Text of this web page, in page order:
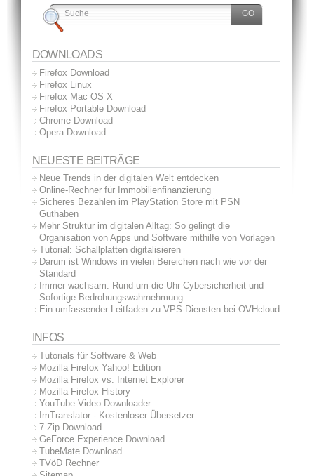
DOWNLOADS
Firefox Download
Firefox Linux
Firefox Mac OS X
Firefox Portable Download
Chrome Download
Opera Download
NEUESTE BEITRÄGE
Neue Trends in der digitalen Welt entdecken
Online-Rechner für Immobilienfinanzierung
Sicheres Bezahlen im PlayStation Store mit PSN
Guthaben
Mehr Struktur im digitalen Alltag: So gelingt die
Organisation von Apps und Software mithilfe von Vorlagen
Tutorial: Schallplatten digitalisieren
Darum ist Windows in vielen Bereichen nach wie vor der
Standard
Immer wachsam: Rund-um-die-Uhr-Cybersicherheit und
Sofortige Bedrohungswahrnehmung
Ein umfassender Leitfaden zu VPS-Diensten bei OVHcloud
INFOS
Tutorials für Software & Web
Mozilla Firefox Yahoo! Edition
Mozilla Firefox vs. Internet Explorer
Mozilla Firefox History
YouTube Video Downloader
ImTranslator - Kostenloser Übersetzer
7-Zip Download
GeForce Experience Download
TubeMate Download
TVöD Rechner